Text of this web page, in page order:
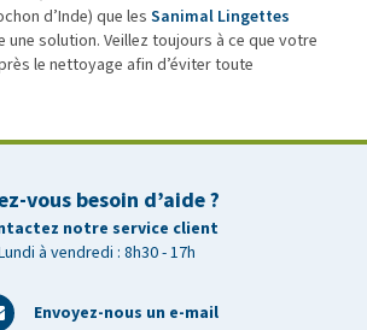
d’Inde) que les Sanimal Lingettes
une solution. Veillez toujours à ce que votre
le nettoyage afin d’éviter toute
vous besoin d’aide ?
notre service client
à vendredi : 8h30 - 17h
Envoyez-nous un e-mail